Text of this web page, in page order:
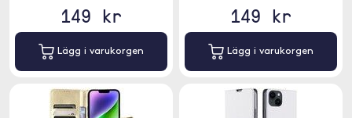
149 kr
Lägg i varukorgen
149 kr
Lägg i varukorgen